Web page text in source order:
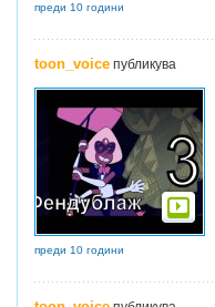
преди 10 години
toon_voice публикува
преди 10 години